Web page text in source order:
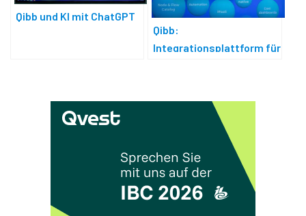
Qibb und KI mit ChatGPT
Qibb:
Integrationsplattform für